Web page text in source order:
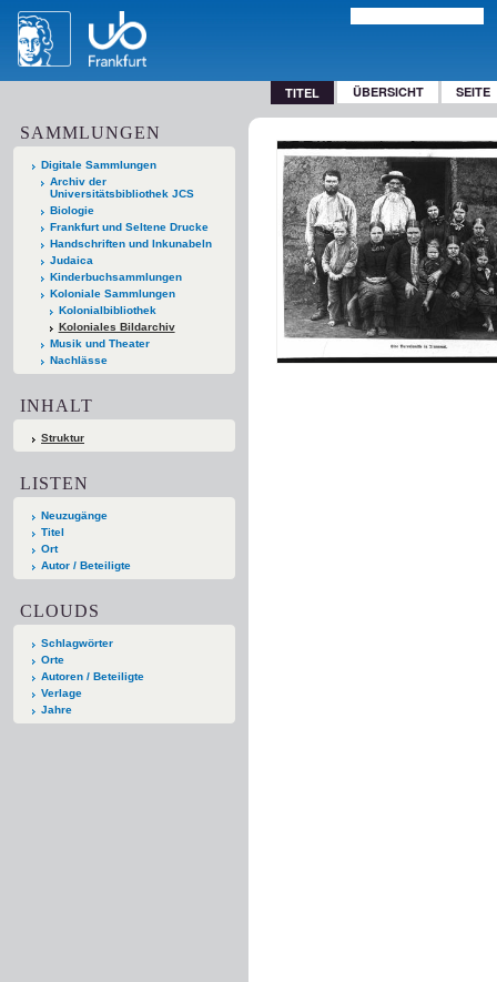
TITEL ÜBERSICHT SEITE
SAMMLUNGEN
Digitale Sammlungen
Archiv der
Universitätsbibliothek JCS
Biologie
Frankfurt und Seltene Drucke
Handschriften und Inkunabeln
Judaica
Kinderbuchsammlungen
Koloniale Sammlungen
Kolonialbibliothek
Koloniales Bildarchiv
Musik und Theater
Nachlässe
INHALT
Struktur
LISTEN
Neuzugänge
Titel
Ort
Autor / Beteiligte
CLOUDS
Schlagwörter
Orte
Autoren / Beteiligte
Verlage
Jahre